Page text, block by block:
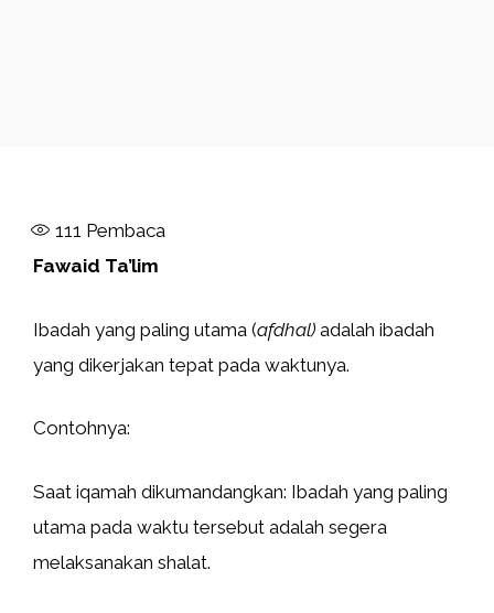
111 Pembaca
Fawaid Ta’lim
Ibadah yang paling utama (afdhal) adalah ibadah
yang dikerjakan tepat pada waktunya.
Contohnya:
Saat iqamah dikumandangkan: Ibadah yang paling
utama pada waktu tersebut adalah segera
melaksanakan shalat.